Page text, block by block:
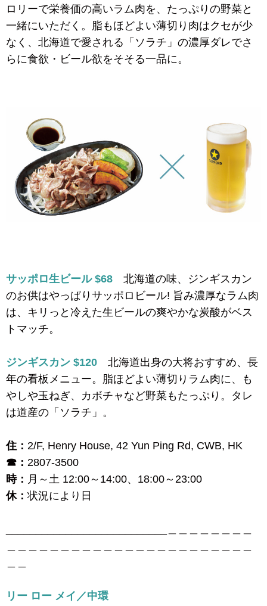
ロリーで栄養価の高いラム肉を、たっぷりの野菜と
一緒にいただく。脂もほどよい薄切り肉はクセが少
なく、北海道で愛される「ソラチ」の濃厚ダレでさ
らに食欲・ビール欲をそそる一品に。
サッポロ生ビール $68 北海道の味、ジンギスカン
のお供はやっぱりサッポロビール! 旨み濃厚なラム肉
は、キリっと冷えた生ビールの爽やかな炭酸がベス
トマッチ。
ジンギスカン $120 北海道出身の大将おすすめ、長
年の看板メニュー。脂ほどよい薄切りラム肉に、も
やしや玉ねぎ、カボチャなど野菜もたっぷり。タレ
は道産の「ソラチ」。
住： 2/F, Henry House, 42 Yun Ping Rd, CWB, HK
☎： 2807-3500
時： 月～土 12:00～14:00、18:00～23:00
休：状況により日
リー ロー メイ／中環